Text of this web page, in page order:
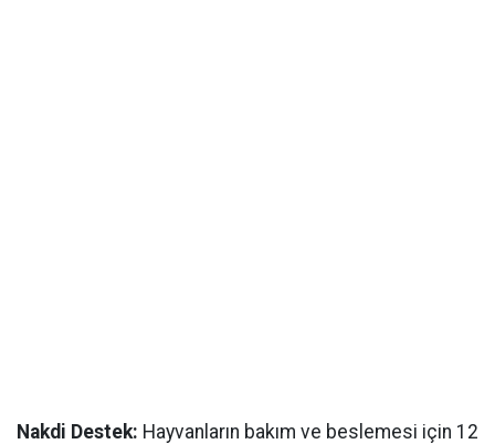
Nakdi Destek: Hayvanların bakım ve beslemesi için 12